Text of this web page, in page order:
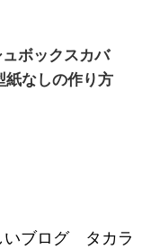
ボックスカバ
紙なしの作り方
いブログ タカラ